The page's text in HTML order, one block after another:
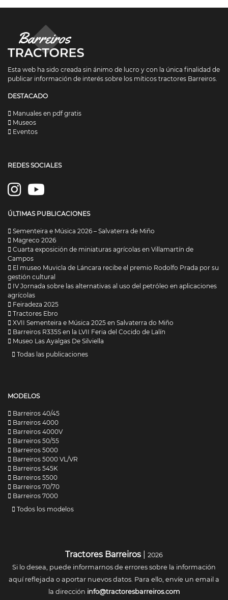
Esta web ha sido creada sin ánimo de lucro y con la única finalidad de
publicar información de interés sobre los míticos tractores Barreiros.
DESTACADO
Manuales en pdf gratis
Museos
Eventos
REDES SOCIALES
ÚLTIMAS PUBLICACIONES
Sementeira e Música 2026 – Salvaterra de Miño
Magreco 2026
Cuarta exposición de miniaturas agrícolas en Villamartín de
Campos
El museo Muvicla de Láncara recibe el premio Rodolfo Prada por su
gestión cultural
IV Jornada sobre las alternativas al uso del petróleo en aplicaciones
agrícolas
Feiradeza 2025
Tractores Ebro
XVII Sementeira e Música 2025 en Salvaterra do Miño
Barreiros R335S en la LVII Feria del Cocido de Lalín
Museo Las Ayalgas De Silviella
Todas las publicaciones
MODELOS
Barreiros 40/45
Barreiros 4000
Barreiros 4000V
Barreiros 50/55
Barreiros 5000
Barreiros 5000 VL/VR
Barreiros 545K
Barreiros 5500
Barreiros 70/70
Barreiros 7000
Todos los modelos
Tractores Barreiros
2026
Si lo desea, puede informarnos de errores sobre la información
aquí reflejada o aportar nuevos datos. Para ello, envíe un email a
la dirección info@tractoresbarreiros.com